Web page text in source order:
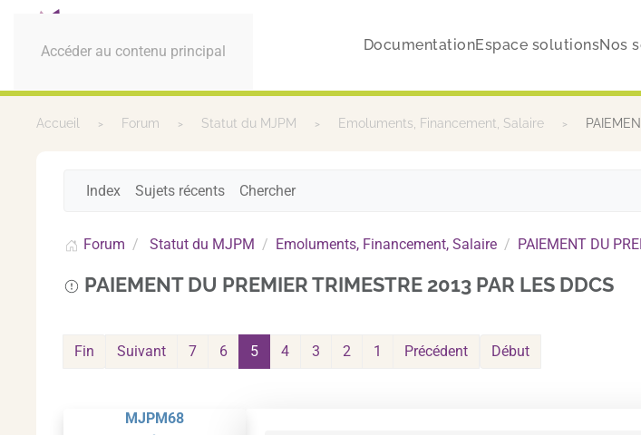
Accéder au contenu principal DocumentationEspace solutionsNos
Accueil Forum Statut du MJPM Emoluments, Financement, Salaire
Index Sujets récents Chercher
Forum Statut du MJPM Emoluments, Financement, Salaire PAIEMENT DU
PAIEMENT DU PREMIER TRIMESTRE 2013 PAR LES DDCS
Début
Précédent
1
2
3
4
5
6
7
Suivant
Fin
MJPM68